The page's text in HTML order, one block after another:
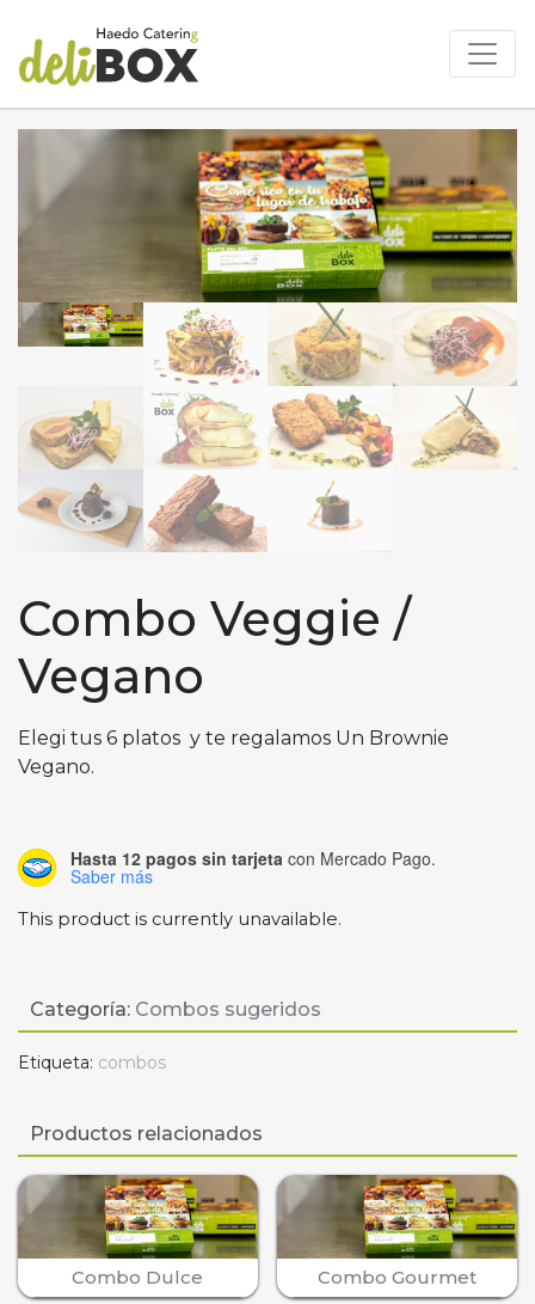
Combo Veggie /
Vegano
Elegi tus 6 platos y te regalamos Un Brownie
Vegano.
Hasta 12 pagos sin tarjeta con Mercado Pago.
Saber más
This product is currently unavailable.
Categoría: Combos sugeridos
Etiqueta: combos
Productos relacionados
Combo Dulce Combo Gourmet